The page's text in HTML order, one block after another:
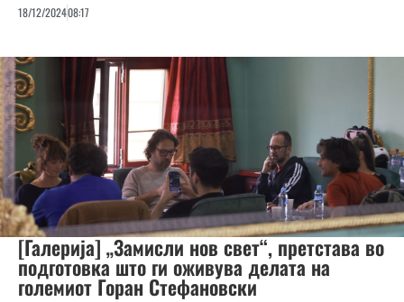
18/12/202408:17
[Галерија] „Замисли нов свет“, претстава во
подготовка што ги оживува делата на
големиот Горан Стефановски